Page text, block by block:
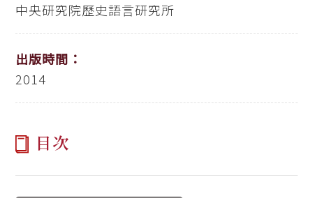
中央研究院歷史語言研究所
出版時間：
2014
目次